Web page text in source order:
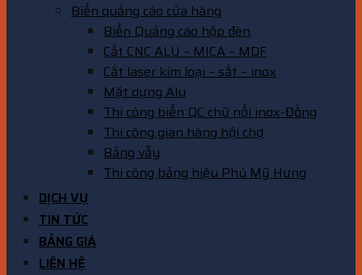
Biển quảng cáo cửa hàng
Biển Quảng cáo hộp đèn
Cắt CNC ALU – MICA – MDF
Cắt laser kim loại – sắt – inox
Mặt dựng Alu
Thi công biển QC chữ nổi inox-Đồng
Thi công gian hàng hội chợ
Bảng vẫy
Thi công bảng hiệu Phú Mỹ Hưng
DỊCH VỤ
TIN TỨC
BẢNG GIÁ
LIÊN HỆ